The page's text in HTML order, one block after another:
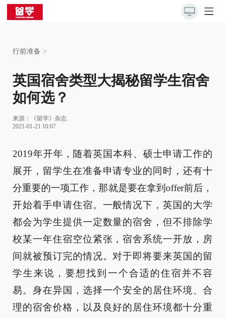
行前准备 >
英国宿舍类型大揭秘留学生宿舍
如何选？
来源：《留学》杂志
2021-01-21 10:07
2019年开年，随着英国本科、硕士申请工作的
展开，留学生在准备申请专业的同时，还有十
分重要的一项工作，那就是要在拿到offer前后，
开始着手申请住宿。一般情况下，英国的大学
都会为学生提供一定数量的宿舍，但不排除学
校某一年住宿空位紧张，宿舍系统一开放，房
间就被预订完的情况。对于即将要来英国的留
学生来说，要想找到一个合适的住宿并不容
易。身在异国，选择一个安全的居住环境、合
理的宿舍价格，以及良好的居住环境都十分重